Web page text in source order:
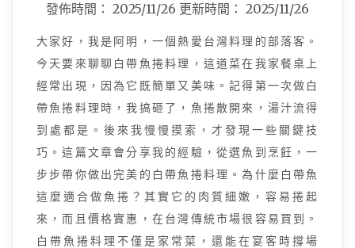
發佈時間： 2025/11/26 更新時間： 2025/11/26
大家好，我是阿明，一個熱愛台灣料理的部落客。
今天要來聊聊白帶魚捲料理，這道菜在我家餐桌上
經常出現，因為它既簡單又美味。記得第一次做白
帶魚捲料理時，我搞砸了，魚捲散開來，湯汁流得
到處都是。後來我慢慢摸索，才發現一些關鍵技
巧。這篇文章會分享我的經驗，從選魚到烹飪，一
步步帶你做出完美的白帶魚捲料理。為什麼白帶魚
這麼適合做魚捲？其實它的肉質細嫩，容易捲起
來，而且價格實惠，在台灣傳統市場很容易買到。
白帶魚捲料理不僅是家常菜，還能在宴客時撐場